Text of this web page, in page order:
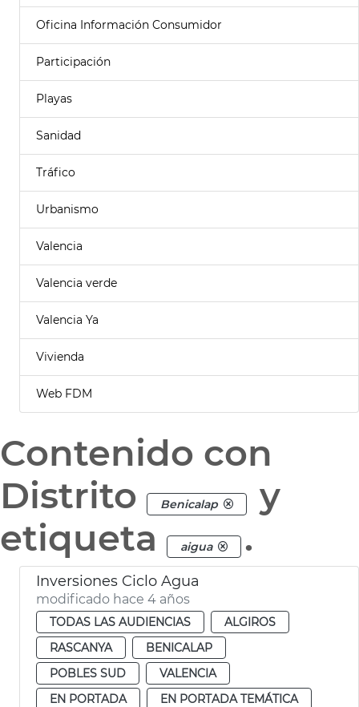
Oficina Información Consumidor
Participación
Playas
Sanidad
Tráfico
Urbanismo
Valencia
Valencia verde
Valencia Ya
Vivienda
Web FDM
Contenido con
Distrito
Benicalap
y
etiqueta
aigua .
Inversiones Ciclo Agua
modificado hace 4 años
TODAS LAS AUDIENCIAS
ALGIROS
RASCANYA
BENICALAP
POBLES SUD
VALENCIA
EN PORTADA
EN PORTADA TEMÁTICA